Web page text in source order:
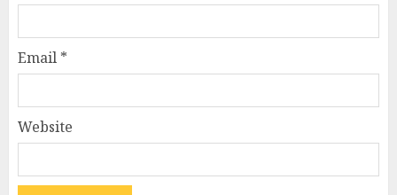
Email *
Website